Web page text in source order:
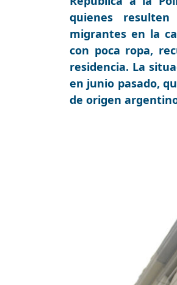
quienes
migrantes en la
con poca ropa,
residencia. La
en junio pasado,
de origen